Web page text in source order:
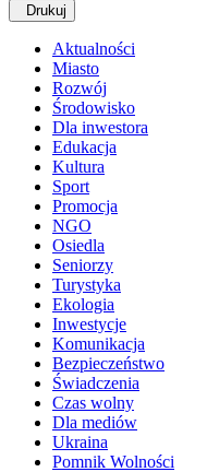
Drukuj
Aktualności
Miasto
Rozwój
Środowisko
Dla inwestora
Edukacja
Kultura
Sport
Promocja
NGO
Osiedla
Seniorzy
Turystyka
Ekologia
Inwestycje
Komunikacja
Bezpieczeństwo
Świadczenia
Czas wolny
Dla mediów
Ukraina
Pomnik Wolności